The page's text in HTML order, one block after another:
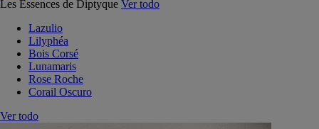
Les Essences de Diptyque Ver todo
Lazulio
Lilyphéa
Bois Corsé
Lunamaris
Rose Roche
Corail Oscuro
Ver todo